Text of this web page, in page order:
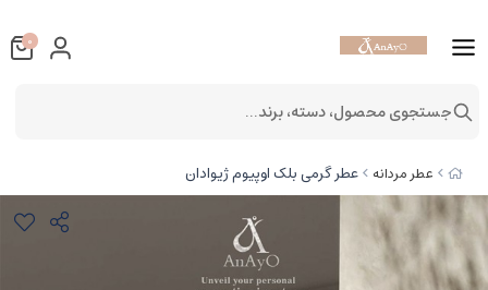
عطر مردانه عطر گرمی بلک اوپیوم ژیوادان
0
جستجوی محصول، دسته، برند...